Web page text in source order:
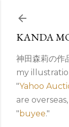
スキッ
KANDA
神田森莉の作
my
"Yahoo
are
"buyee."